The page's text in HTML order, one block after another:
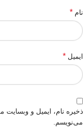
نام *
ایمیل *
ذخیره نام، ایمیل و وبسایت
می‌نویسم.